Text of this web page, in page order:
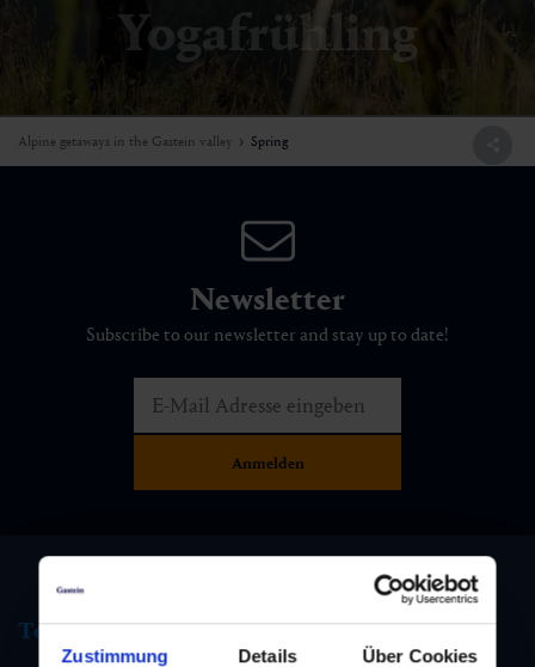
Zustimmung Details Über Cookies
Yogafrühling
Alpine getaways in the Gastein valley Spring
Newsletter
Subscribe to our newsletter and stay up to date!
Tourist information